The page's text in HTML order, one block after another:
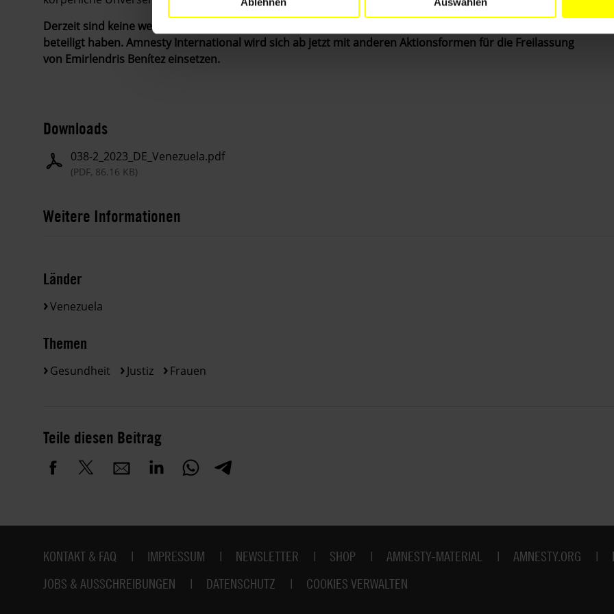
Derzeit sind keine weiteren Appelle erforderlich. Vielen Dank allen, die sich an dieser Urgent Action
beteiligt haben.Amnesty International wird sich ab jetzt mit anderen Aktionsformen für die Freilassung
von Emirlendris Benítez einsetzen.
Downloads
038-2_2023_DE_Venezuela.pdf
(PDF, 86.16 KB)
Weitere Informationen
Länder
Venezuela
Themen
Gesundheit Justiz Frauen
Teile diesen Beitrag
Fußbereich
KONTAKT & FAQ IMPRESSUM NEWSLETTER SHOP AMNESTY-MATERIAL AMNESTY.ORG
JOBS & AUSSCHREIBUNGEN
DATENSCHUTZ COOKIES VERWALTEN